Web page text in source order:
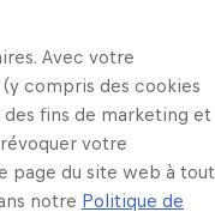
Avec votre
compris des cookies
fins de marketing et
votre
page du site web à tout
notre Politique de